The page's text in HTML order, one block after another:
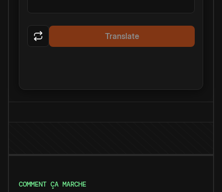
Translate
COMMENT ÇA MARCHE